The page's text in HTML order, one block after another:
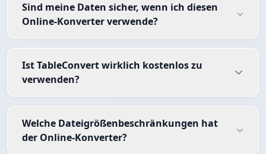
Sind meine Daten sicher, wenn ich diesen
Online-Konverter verwende?
Ist TableConvert wirklich kostenlos zu
verwenden?
Welche Dateigrößenbeschränkungen hat
der Online-Konverter?